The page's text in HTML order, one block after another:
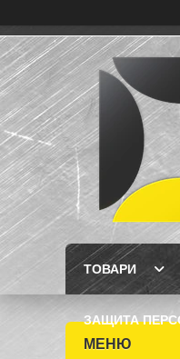
ТОВАРИ
ЗАЩИТА